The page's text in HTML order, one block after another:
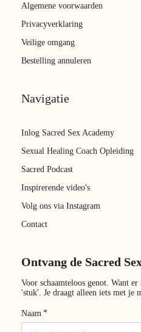
Algemene voorwaarden
Privacyverklaring
Veilige omgang
Bestelling annuleren
Navigatie
Inlog Sacred Sex Academy
Sexual Healing Coach Opleiding
Sacred Podcast
Inspirerende video's
Volg ons via Instagram
Contact
Ontvang de Sacred
Voor schaamteloos genot. Want
'stuk'. Je draagt alleen iets met je
Naam *